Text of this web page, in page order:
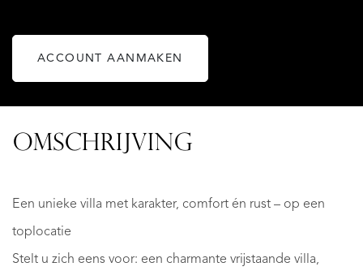
ACCOUNT AANMAKEN
OMSCHRIJVING
Een unieke villa met karakter, comfort én rust – op een
toplocatie
Stelt u zich eens voor: een charmante vrijstaande villa,